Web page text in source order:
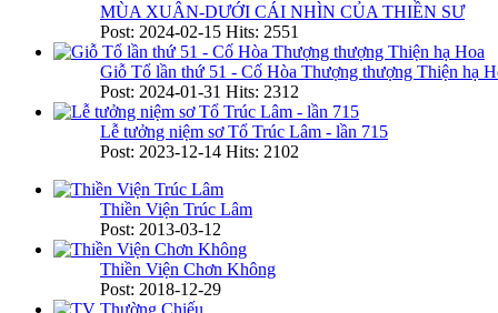
MÙA XUÂN-DƯỚI CÁI NHÌN CỦA THIỀN SƯ
Post: 2024-02-15 Hits: 2551
Giỗ Tổ lần thứ 51 - Cố Hòa Thượng thượng Thiện hạ
Post: 2024-01-31 Hits: 2312
Lễ tưởng niệm sơ Tổ Trúc Lâm - lần 715
Post: 2023-12-14 Hits: 2102
Thiền Viện Trúc Lâm
Post: 2013-03-12
Thiền Viện Chơn Không
Post: 2018-12-29